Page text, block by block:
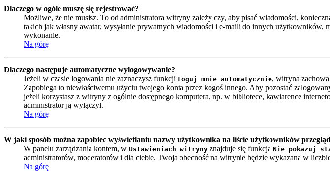
Dlaczego w ogóle muszę się rejestrować?
Możliwe, że nie musisz. To od administratora witryny zależy czy, aby pisać wiadomości,
takich jak własny awatar, wysyłanie prywatnych wiadomości i e-maili do innych
wykonanie.
Na górę
Dlaczego następuje automatyczne wylogowywanie?
Jeżeli w czasie logowania nie zaznaczysz funkcji Loguj mnie automatycznie, witryna
Zapobiega to niewłaściwemu użyciu twojego konta przez kogoś innego. Aby pozostać
jeżeli korzystasz z witryny z ogólnie dostępnego komputera, np. w bibliotece, kawiarence
administrator ją wyłączył.
Na górę
W jaki sposób można zapobiec wyświetlaniu nazwy użytkownika na liście użytkowników
W panelu zarządzania kontem, w Ustawieniach witryny znajduje się funkcja Nie pokazuj
administratorów, moderatorów i dla ciebie. Twoja obecność na witrynie będzie wykazana w
Na górę